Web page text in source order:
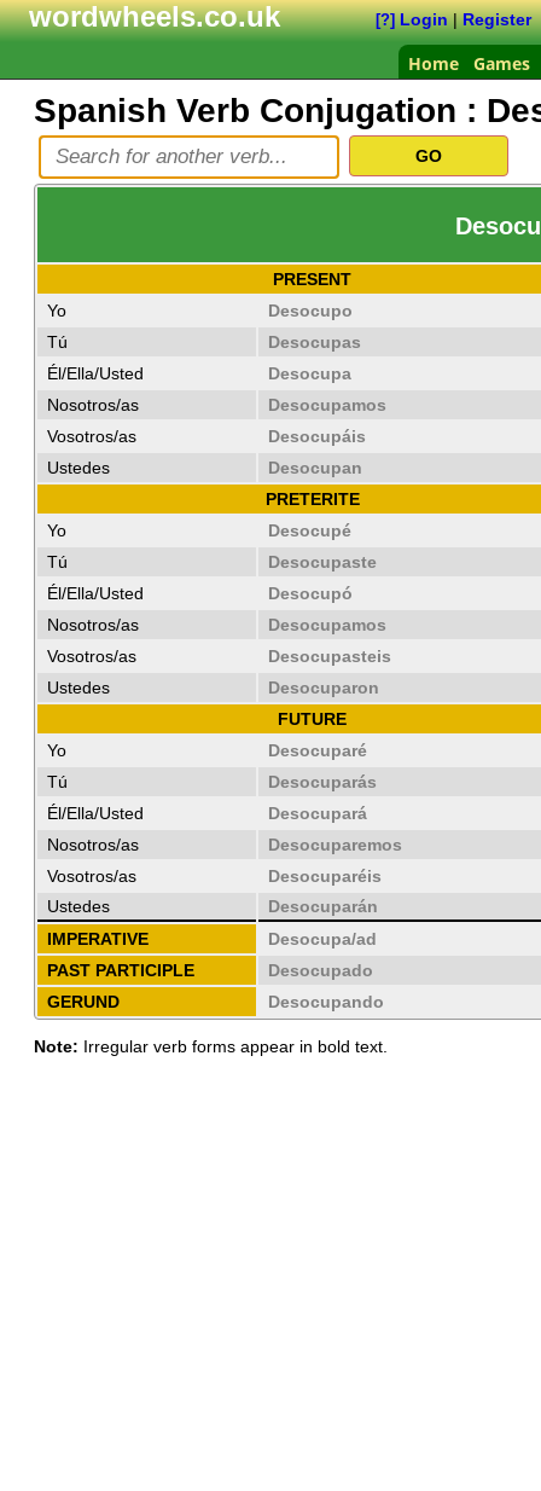
wordwheels.co.uk [?] Login|Register
Home Games
Spanish Verb Conjugation :
PRESENT
Yo
Desocupo
Tú
Desocupas
Él/Ella/Usted
Desocupa
Nosotros/as
Desocupamos
Vosotros/as
Desocupáis
Ustedes
Desocupan
PRETERITE
Yo
Desocupé
Tú
Desocupaste
Él/Ella/Usted
Desocupó
Nosotros/as
Desocupamos
Vosotros/as
Desocupasteis
Ustedes
Desocuparon
FUTURE
Yo
Desocuparé
Tú
Desocuparás
Él/Ella/Usted
Desocupará
Nosotros/as
Desocuparemos
Vosotros/as
Desocuparéis
Ustedes
Desocuparán
IMPERATIVE
Desocupa/ad
PAST PARTICIPLE
Desocupado
GERUND
Desocupando
Note: Irregular verb forms appear in bold text.